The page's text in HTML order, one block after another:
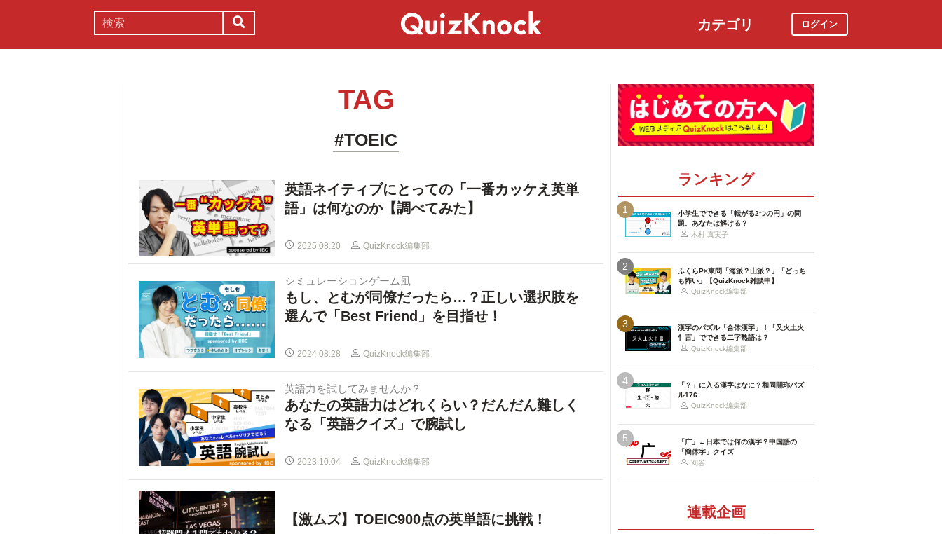
カテゴリ ログイン
TAG
#TOEIC
英語ネイティブにとっての「一番カッケえ英単
語」は何なのか【調べてみた】
2025.08.20 QuizKnock編集部
シミュレーションゲーム風
もし、とむが同僚だったら…？正しい選択肢を
選んで「Best Friend」を目指せ！
2024.08.28 QuizKnock編集部
英語力を試してみませんか？
あなたの英語力はどれくらい？だんだん難しく
なる「英語クイズ」で腕試し
2023.10.04 QuizKnock編集部
【激ムズ】TOEIC900点の英単語に挑戦！
ランキング
1
小学生でできる「転がる2つの円」の問
題、あなたは解ける？
木村 真実子
2
ふくらP×東問「海派？山派？」「どっち
も怖い」【QuizKnock雑談中】
QuizKnock編集部
3
漢字のパズル「合体漢字」！「又火土火
忄言」でできる二字熟語は？
QuizKnock編集部
4
「？」に入る漢字はなに？和同開珎パズ
ル176
QuizKnock編集部
5
「广」←日本では何の漢字？中国語の
「簡体字」クイズ
刈谷
連載企画